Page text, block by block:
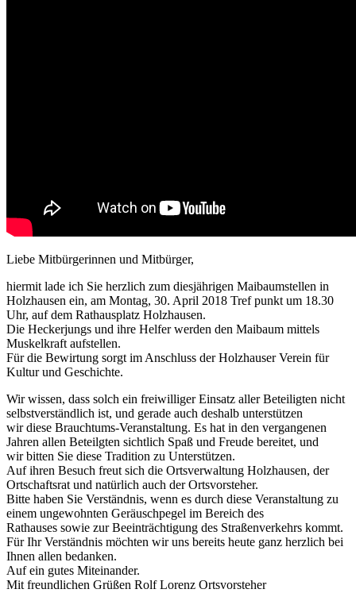
Liebe Mitbürgerinnen und Mitbürger,
hiermit lade ich Sie herzlich zum diesjährigen Maibaumstellen in
Holzhausen ein, am Montag, 30. April 2018 Tref punkt um 18.30
Uhr, auf dem Rathausplatz Holzhausen.
Die Heckerjungs und ihre Helfer werden den Maibaum mittels
Muskelkraft aufstellen.
Für die Bewirtung sorgt im Anschluss der Holzhauser Verein für
Kultur und Geschichte.
Wir wissen, dass solch ein freiwilliger Einsatz aller Beteiligten nicht
selbstverständlich ist, und gerade auch deshalb unterstützen
wir diese Brauchtums-Veranstaltung. Es hat in den vergangenen
Jahren allen Beteilgten sichtlich Spaß und Freude bereitet, und
wir bitten Sie diese Tradition zu Unterstützen.
Auf ihren Besuch freut sich die Ortsverwaltung Holzhausen, der
Ortschaftsrat und natürlich auch der Ortsvorsteher.
Bitte haben Sie Verständnis, wenn es durch diese Veranstaltung zu
einem ungewohnten Geräuschpegel im Bereich des
Rathauses sowie zur Beeinträchtigung des Straßenverkehrs kommt.
Für Ihr Verständnis möchten wir uns bereits heute ganz herzlich bei
Ihnen allen bedanken.
Auf ein gutes Miteinander.
Mit freundlichen Grüßen Rolf Lorenz Ortsvorsteher